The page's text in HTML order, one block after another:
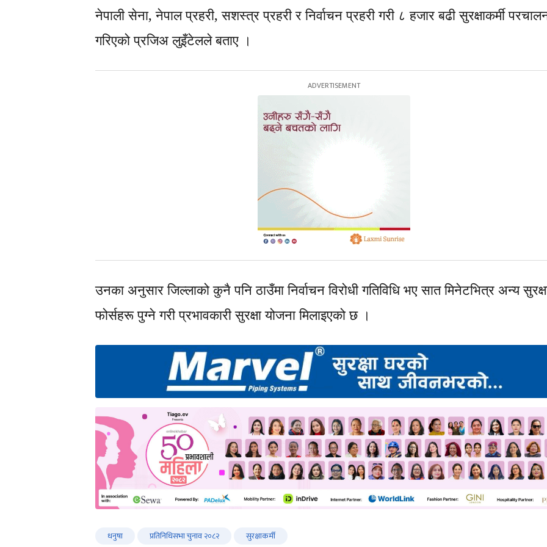
नेपाली सेना,नेपाल प्रहरी,सशस्त्र प्रहरी र निर्वाचन प्रहरी गरी ८ हजार बढी सुरक्षाकर्मी
गरिएको प्रजिअ लुइँटेलले बताए ।
उनका अनुसार जिल्लाको कुनै पनि ठाउँमा निर्वाचन विरोधी गतिविधि भए सात मिनेटभित्र अन्य
फोर्सहरू पुग्ने गरी प्रभावकारी सुरक्षा योजना मिलाइएको छ ।
धनुषा प्रतिनिधिसभा चुनाव २०८२ सुरक्षाकर्मी